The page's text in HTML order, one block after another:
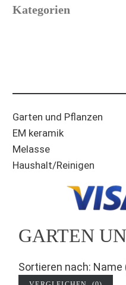
Kategorien
Garten und Pflanzen
EM keramik
Melasse
Haushalt/Reinigen
GARTEN
Sortieren nach: Name